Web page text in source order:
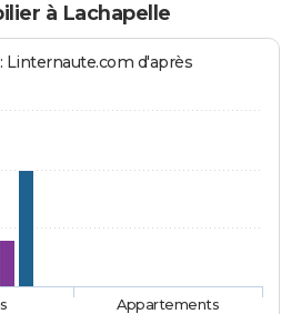
à Lachapelle
Linternaute.com d'après
Appartements